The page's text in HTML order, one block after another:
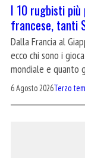
I 10 rugbisti più
francese, tanti
Dalla Francia al
ecco chi sono i
mondiale e quanto
6 Agosto 2026Terzo